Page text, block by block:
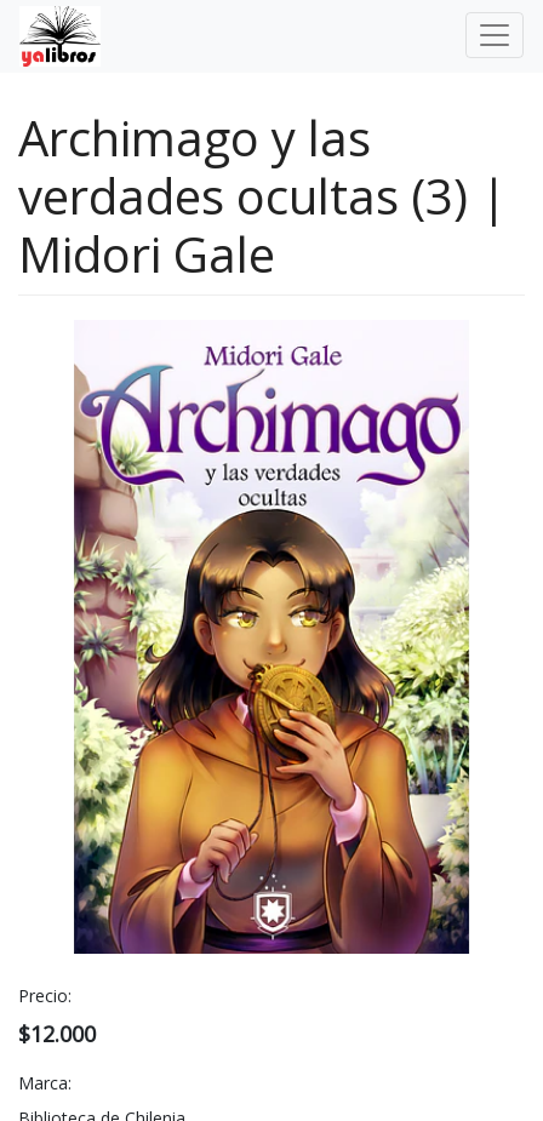
Archimago y las
verdades ocultas (3) |
Midori Gale
Precio:
$12.000
Marca: